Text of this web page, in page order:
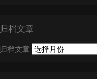
归档文章
归档文章